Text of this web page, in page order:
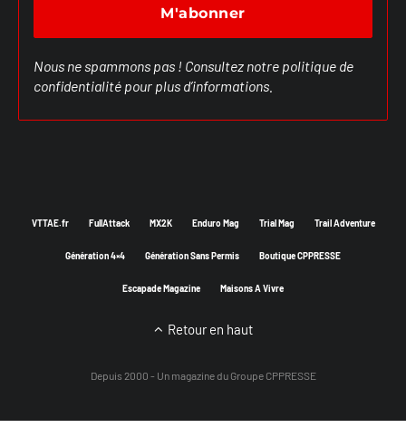
Nous ne spammons pas ! Consultez notre politique de
confidentialité pour plus d’informations.
VTTAE.fr FullAttack MX2K Enduro Mag Trial Mag Trail Adventure
Génération 4×4 Génération Sans Permis Boutique CPPRESSE
Escapade Magazine Maisons A Vivre
Retour en haut
Depuis 2000 - Un magazine du Groupe CPPRESSE